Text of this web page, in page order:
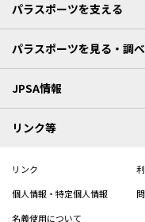
パラスポーツを支える
パラスポーツを見る・調
JPSA情報
リンク等
リンク
個人情報・特定個人情報
名義使用について